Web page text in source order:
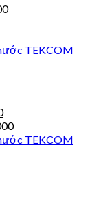
TEKCOM
TEKCOM